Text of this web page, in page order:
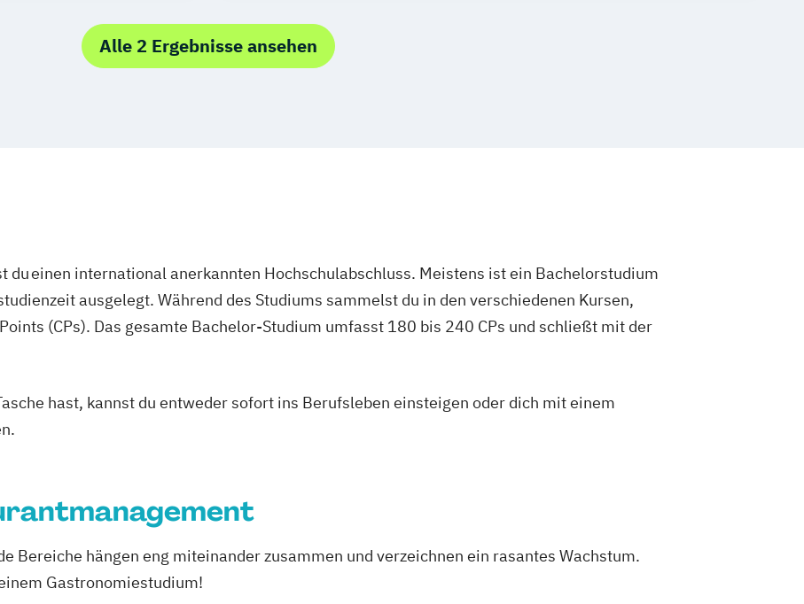
Alle 2 Ergebnisse ansehen
du einen international anerkannten Hochschulabschluss. Meistens ist ein Bachelorstudium
ausgelegt. Während des Studiums sammelst du in den verschiedenen Kursen,
(CPs). Das gesamte Bachelor-Studium umfasst 180 bis 240 CPs und schließt mit der
hast, kannst du entweder sofort ins Berufsleben einsteigen oder dich mit einem
Bereiche hängen eng miteinander zusammen und verzeichnen ein rasantes Wachstum.
Gastronomiestudium!